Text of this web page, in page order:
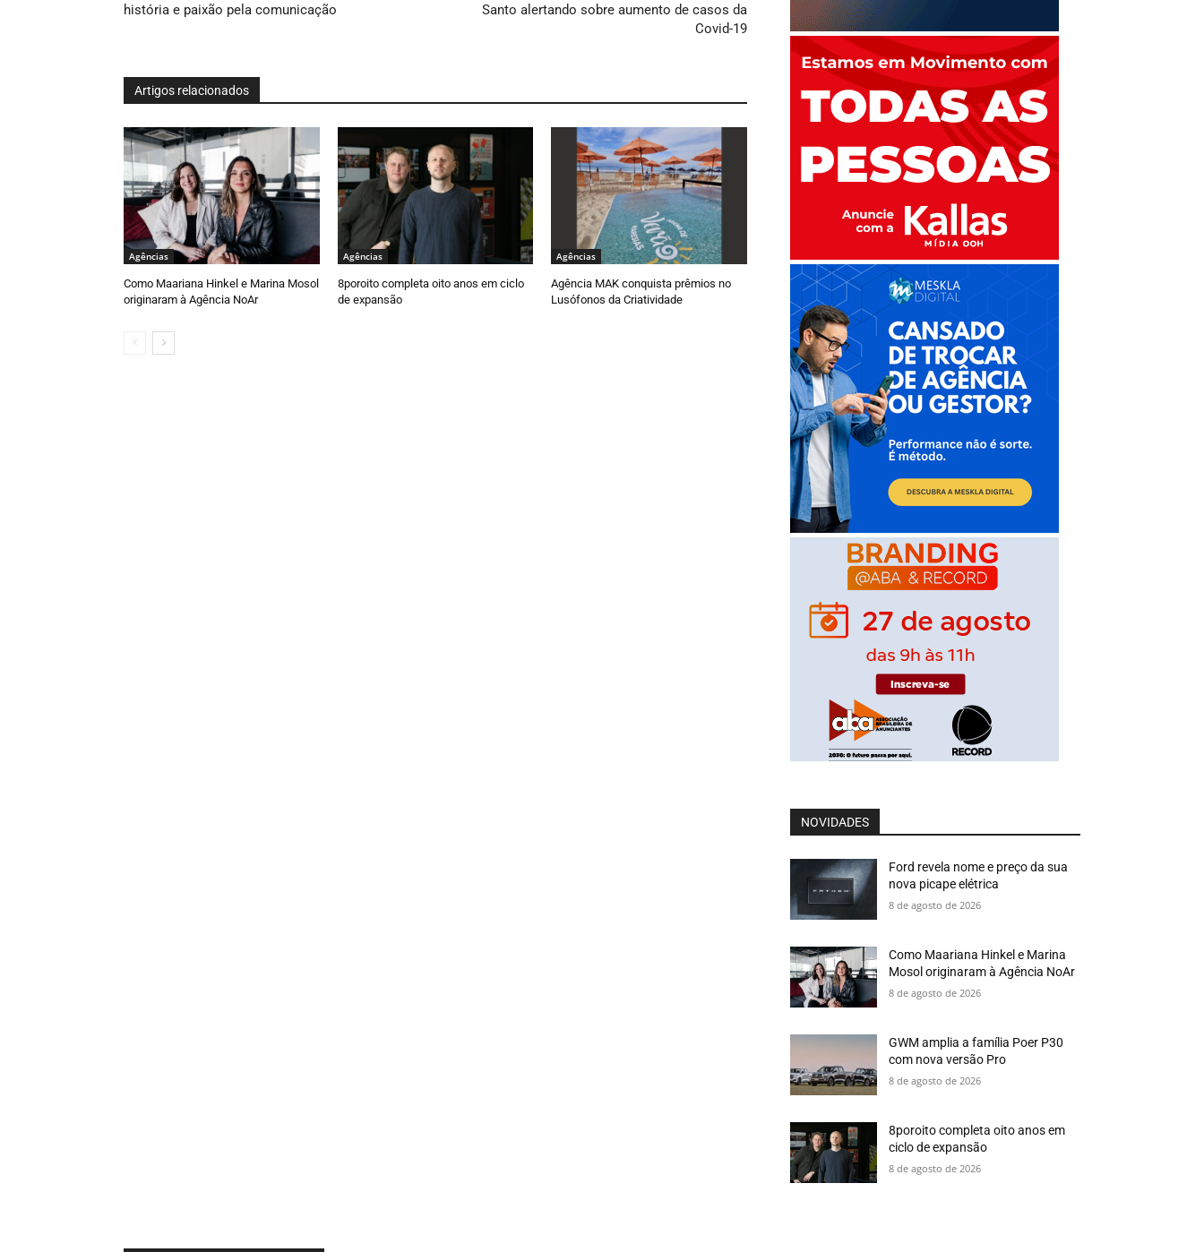
história e paixão pela comunicação
Santo alertando sobre aumento de casos da
Covid-19
Artigos relacionados
Agências
Como Maariana Hinkel e Marina Mosol
originaram à Agência NoAr
Agências
8poroito completa oito anos em ciclo
de expansão
Agências
Agência MAK conquista prêmios no
Lusófonos da Criatividade
NOVIDADES
Ford revela nome e preço da sua
nova picape elétrica
8 de agosto de 2026
Como Maariana Hinkel e Marina
Mosol originaram à Agência NoAr
8 de agosto de 2026
GWM amplia a família Poer P30
com nova versão Pro
8 de agosto de 2026
8poroito completa oito anos em
ciclo de expansão
8 de agosto de 2026